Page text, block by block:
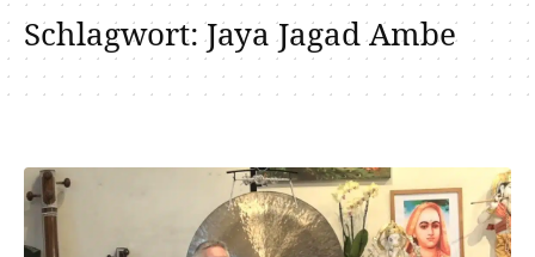
Schlagwort:Jaya Jagad Ambe